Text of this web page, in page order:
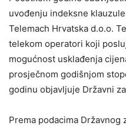
uvođenju indeksne
Telemach Hrvatska d.o.o.
telekom operatori koji
mogućnost usklađenja
prosječnom godišnjom
godinu objavljuje Državni
Prema podacima